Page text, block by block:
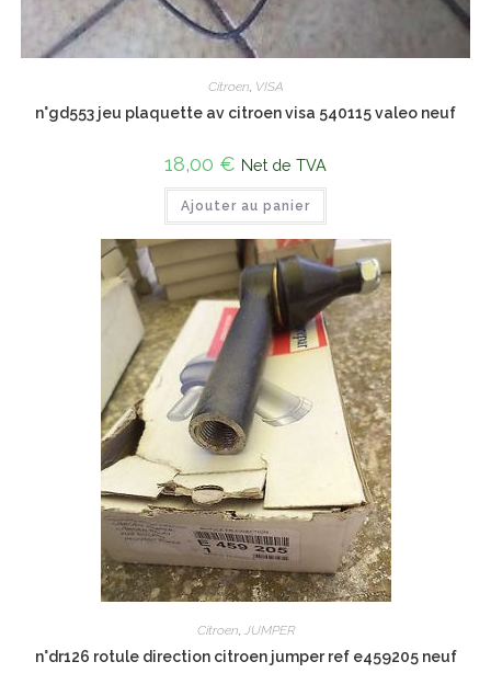
Citroen, VISA
n°gd553 jeu plaquette av citroen visa 540115 valeo neuf
18,00 € Net de TVA
Ajouter au panier
Citroen, JUMPER
n°dr126 rotule direction citroen jumper ref e459205 neuf